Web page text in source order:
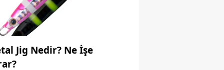
Jig Nedir? Ne İşe